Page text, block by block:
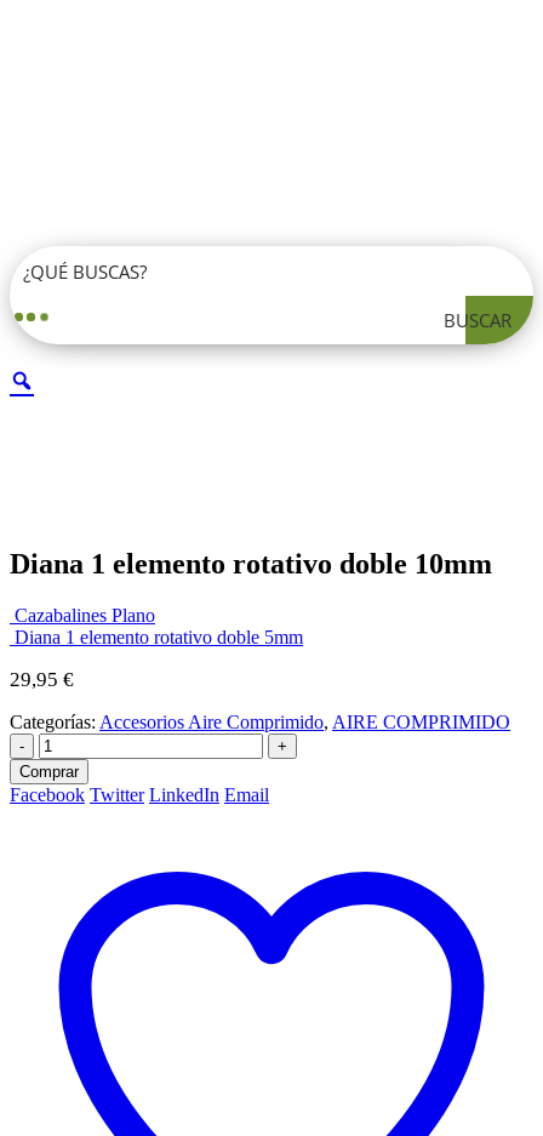
BUSCAR
Diana 1 elemento rotativo doble 10mm
Cazabalines Plano
Diana 1 elemento rotativo doble 5mm
29,95 €
Categorías: Accesorios Aire Comprimido, AIRE COMPRIMIDO
-
+
Comprar
Facebook Twitter LinkedIn Email